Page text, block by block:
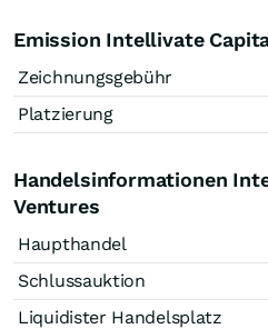
Emission Intellivate
Zeichnungsgebühr
Platzierung
Handelsinformationen
Ventures
Haupthandel
Schlussauktion
Liquidister Handelsplatz